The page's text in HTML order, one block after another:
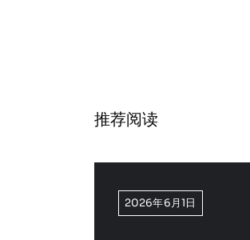
推荐阅读
2026年6月1日